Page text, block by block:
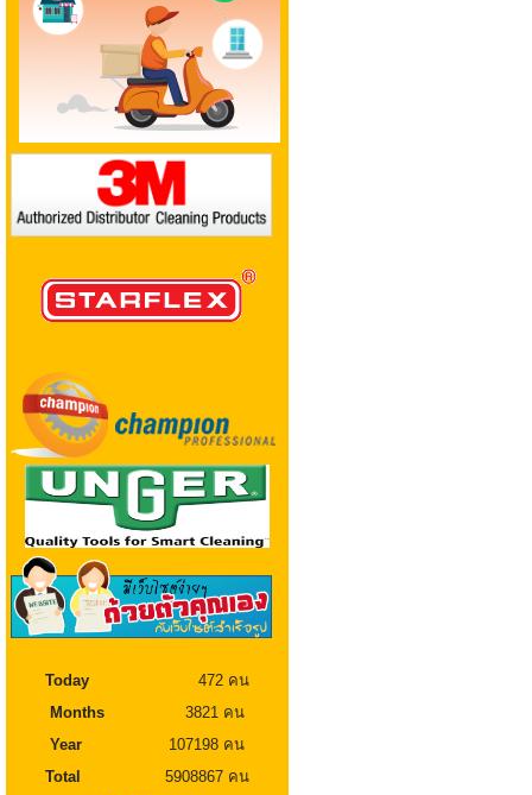
Today
472 คน
Months
3821 คน
Year
107198 คน
Total
5908867 คน